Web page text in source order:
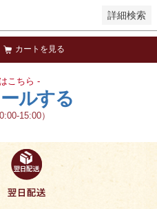
詳細検索
カートを見る
こちら -
ルする
15:00）